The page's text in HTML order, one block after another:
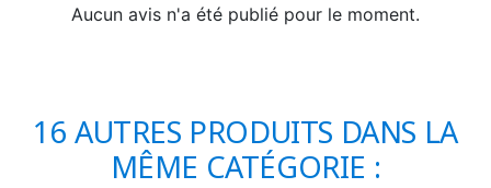
Aucun avis n'a été publié pour le moment.
16 AUTRES PRODUITS DANS LA
MÊME CATÉGORIE :